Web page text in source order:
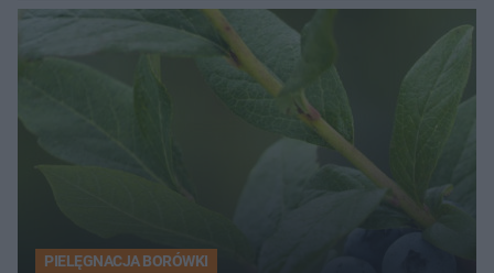
PIELĘGNACJA BORÓWKI